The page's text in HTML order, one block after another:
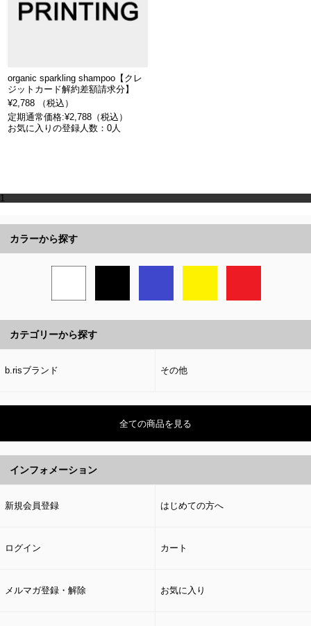
organic sparkling shampoo【クレ
ジットカード解約差額請求分】
¥2,788 （税込）
定期通常価格:¥2,788（税込）
お気に入りの登録人数：0人
1
カラーから探す
カテゴリーから探す
b.risブランド その他
全ての商品を見る
インフォメーション
新規会員登録 はじめての方へ
ログイン カート
メルマガ登録・解除 お気に入り